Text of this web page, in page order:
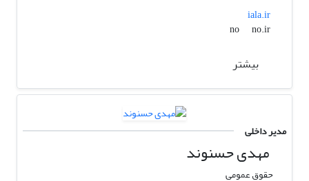
iala.ir
no
no.ir
بیشتر
مدیر داخلی
مهدی حسنوند
حقوق عمومی